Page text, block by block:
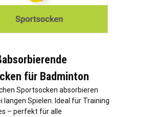
für Badminton
Sportsocken absorbieren
langen Spielen. Ideal für Training
– perfekt für alle